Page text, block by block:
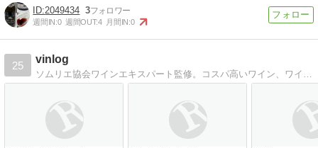
2049434 3
週間IN:0 週間OUT:4 月間IN:0
25
vinlog